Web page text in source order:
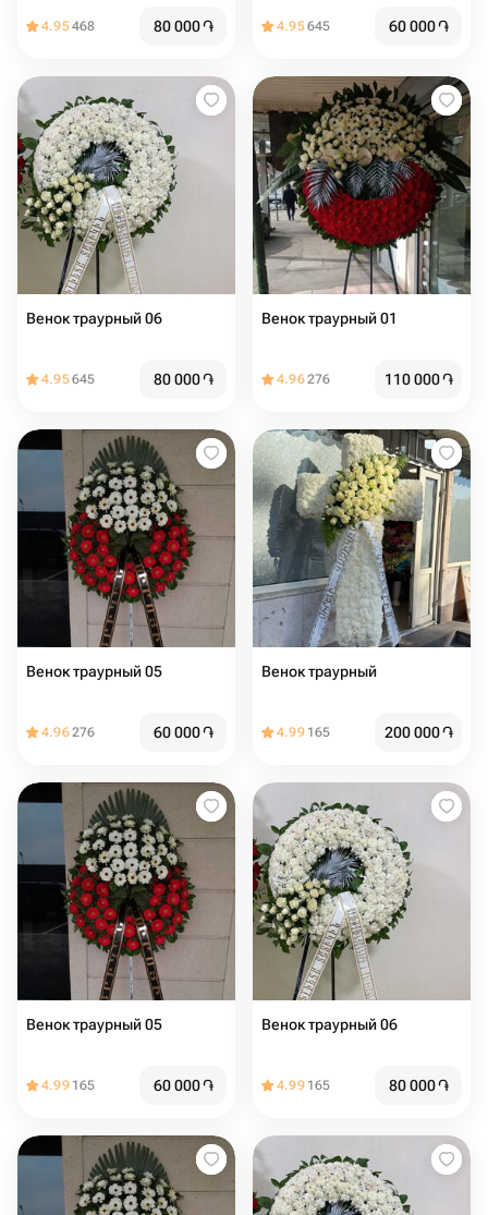
4.95468 80 000֏ 4.95645 60 000֏
Венок траурный 06
4.95645 80 000֏
Венок траурный 01
4.96276 110 000֏
Венок траурный 05
4.96276 60 000֏
Венок траурный
4.99 165 200 000֏
Венок траурный 05
4.99 165 60 000֏
Венок траурный 06
4.99 165 80 000֏